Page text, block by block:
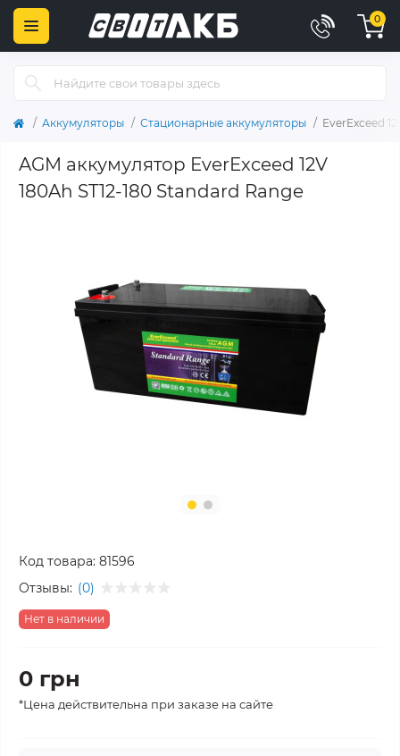
0
Аккумуляторы Стационарные аккумуляторы EverExceed
AGM аккумулятор EverExceed 12V
180Ah ST12-180 Standard Range
Код товара: 81596
Отзывы: (0)
Нет в наличии
0 грн
*Цена действительна при заказе на сайте